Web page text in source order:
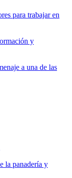
para trabajar en
y
a una de las
la panadería y